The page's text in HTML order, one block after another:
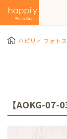
ハピリィ フォト
【AOKG-07-